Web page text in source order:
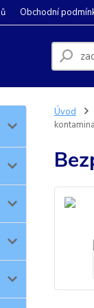
Obchodní
Úvod